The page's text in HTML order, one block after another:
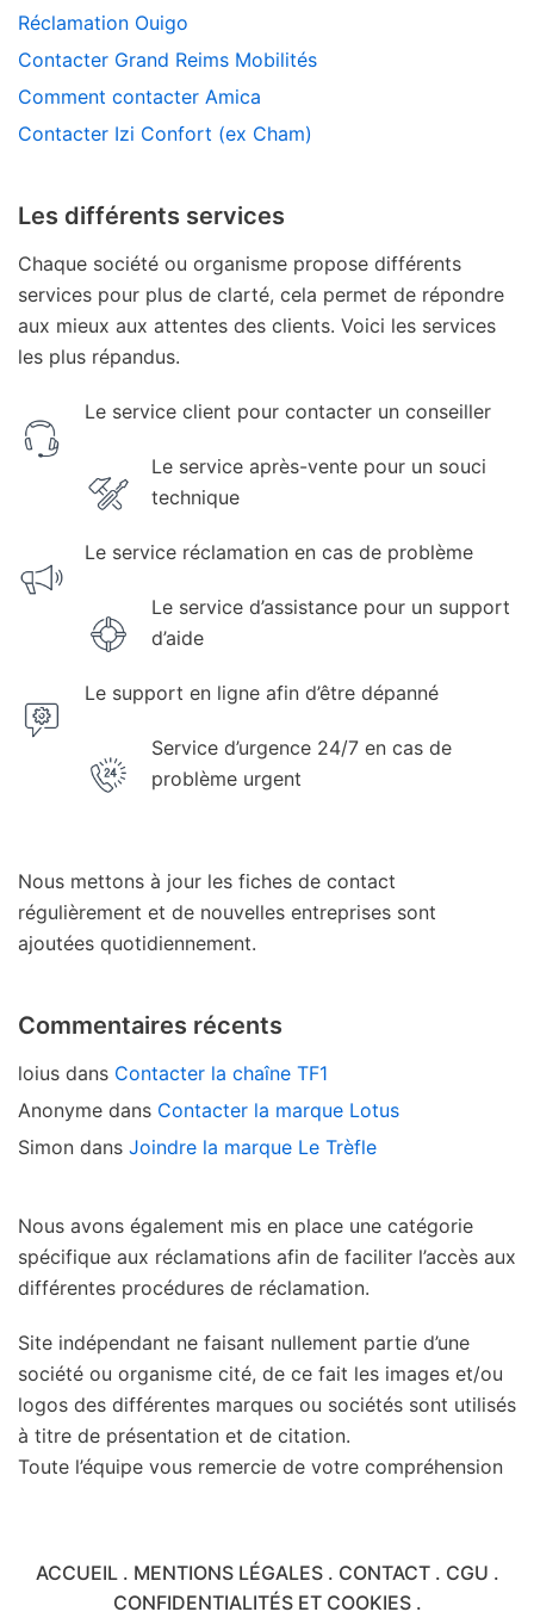
Réclamation Ouigo
Contacter Grand Reims Mobilités
Comment contacter Amica
Contacter Izi Confort (ex Cham)
Les différents services
Chaque société ou organisme propose différents
services pour plus de clarté, cela permet de répondre
aux mieux aux attentes des clients. Voici les services
les plus répandus.
Le service client pour contacter un conseiller
Le service après-vente pour un souci
technique
Le service réclamation en cas de problème
Le service d’assistance pour un support
d’aide
Le support en ligne afin d’être dépanné
Service d’urgence 24/7 en cas de
problème urgent
Nous mettons à jour les fiches de contact
régulièrement et de nouvelles entreprises sont
ajoutées quotidiennement.
Commentaires récents
loius dans Contacter la chaîne TF1
Anonyme dans Contacter la marque Lotus
Simon dans Joindre la marque Le Trèfle
Nous avons également mis en place une catégorie
spécifique aux réclamations afin de faciliter l’accès aux
différentes procédures de réclamation.
Site indépendant ne faisant nullement partie d’une
société ou organisme cité, de ce fait les images et/ou
logos des différentes marques ou sociétés sont utilisés
à titre de présentation et de citation.
Toute l’équipe vous remercie de votre compréhension
ACCUEIL. MENTIONS LÉGALES. CONTACT. CGU .
CONFIDENTIALITÉS ET COOKIES.